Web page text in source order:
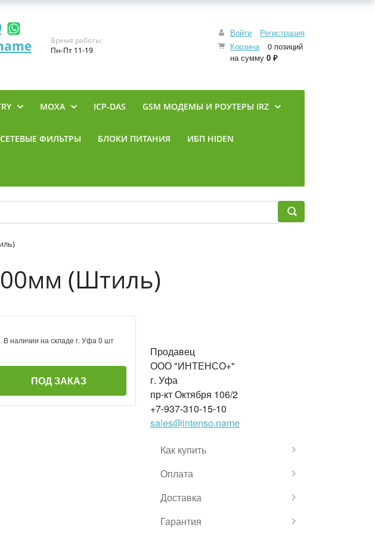
Войти
Регистрация
Корзина
0 позиций
на сумму 0 ₽
Время работы:
Пн-Пт 11-19
MOXA ICP-DAS GSM МОДЕМЫ И РОУТЕРЫ IRZ
СЕТЕВЫЕ ФИЛЬТРЫ БЛОКИ ПИТАНИЯ ИБП HIDEN
(Штиль)
В наличии на складе г. Уфа 0 шт
ПОД ЗАКАЗ
Продавец
ООО "ИНТЕНСО+"
г. Уфа
пр-кт Октября 106/2
+7-937-310-15-10
sales@intenso.name
Как купить
Оплата
Доставка
Гарантия